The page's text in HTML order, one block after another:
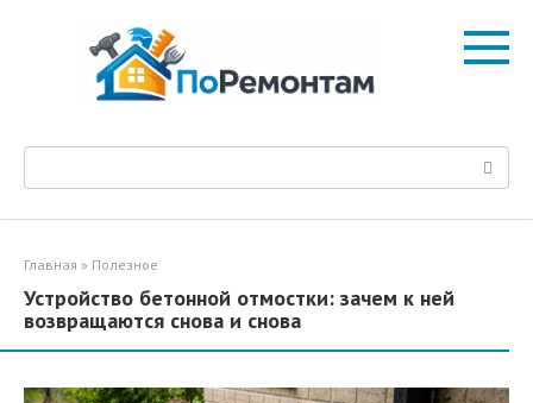
Поиск:
Главная » Полезное
Устройство бетонной отмостки: зачем к ней
возвращаются снова и снова